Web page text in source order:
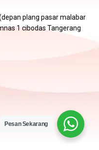
plang pasar malabar
1 cibodas Tangerang
Pesan Sekarang